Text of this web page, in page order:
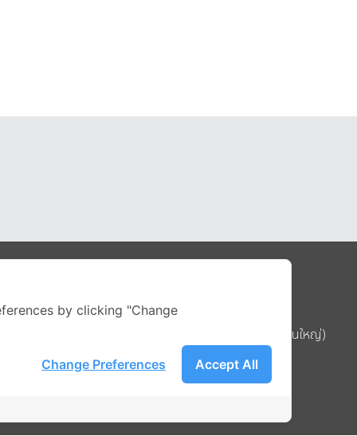
บริษัท อิกไนท์ เอ สตาร์ จำกัด (สำนักงานใหญ่)
ignite สาขา MBK Tower ชั้น 15
ถนนพญาไท แขวงวังใหม่ เขตปทุมวัน
by clicking "Change
Accept All
Change Preferences